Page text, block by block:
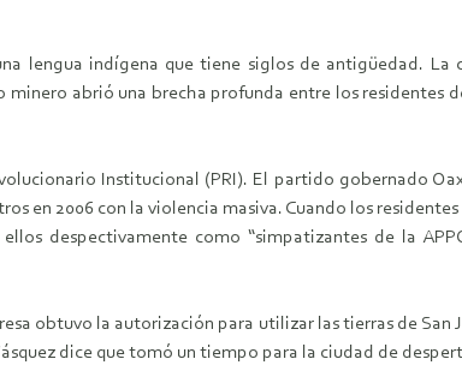
lengua indígena que tiene siglos de antigüedad.
abrió una brecha profunda entre los residentes
Institucional (PRI). El partido gobernado
en 2006 con la violencia masiva. Cuando los
despectivamente como “simpatizantes de la
obtuvo la autorización para utilizar las tierras de San
dice que tomó un tiempo para la ciudad de